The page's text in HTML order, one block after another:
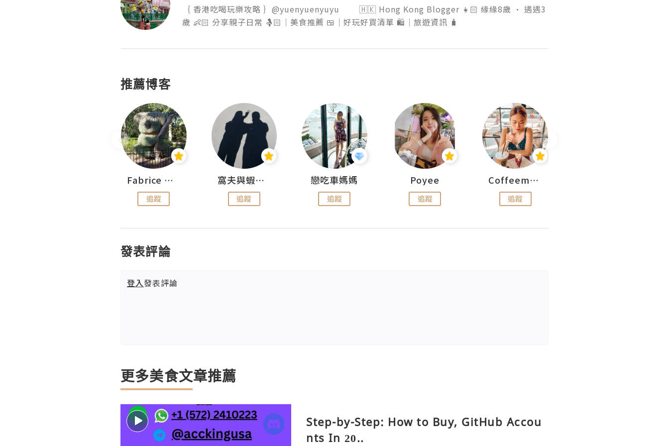
｛ 香港吃喝玩樂攻略 ｝@yuenyuenyuyu        🇭🇰 Hong Kong Blogger 👧🏻 緣緣8歲 • 遇遇3
歲 👶🏻 分享親子日常 🤱🏻｜美食推薦 🍱｜好玩好買清單 🛍️｜旅遊資訊 🧳
推薦博客
Fabrice 嚐味
追蹤
窩夫與蝦子餅
追蹤
戀吃車媽媽
追蹤
Poyee
追蹤
Coffeemeetjojo
追蹤
發表評論
登入發表評論
更多美食文章推薦
Step-by-Step: How to Buy, GitHub Accou
nts In 20..